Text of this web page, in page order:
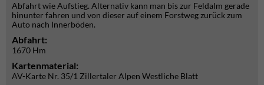
Abfahrt wie Aufstieg. Alternativ kann man bis zur Feldalm gerade
hinunter fahren und von dieser auf einem Forstweg zurück zum
Auto nach Innerböden.
Abfahrt:
1670 Hm
Kartenmaterial:
AV-Karte Nr. 35/1 Zillertaler Alpen Westliche Blatt